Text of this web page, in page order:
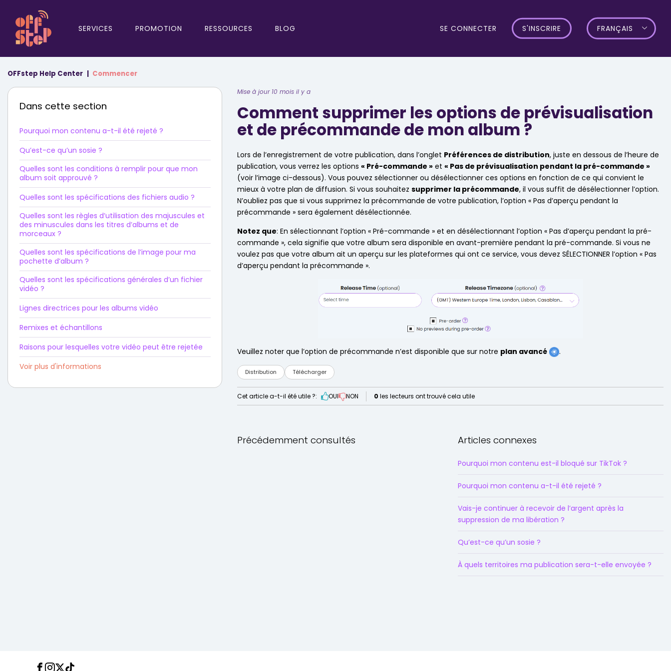
SERVICES PROMOTION RESSOURCES BLOG SE CONNECTER S'INSCRIRE FRANÇAIS
OFFstep Help Center Commencer
Dans cette section
Pourquoi mon contenu a-t-il été rejeté ?
Qu’est-ce qu’un sosie ?
Quelles sont les conditions à remplir pour que mon
album soit approuvé ?
Quelles sont les spécifications des fichiers audio ?
Quelles sont les règles d’utilisation des majuscules et
des minuscules dans les titres d’albums et de
morceaux ?
Quelles sont les spécifications de l’image pour ma
pochette d’album ?
Quelles sont les spécifications générales d’un fichier
vidéo ?
Lignes directrices pour les albums vidéo
Remixes et échantillons
Raisons pour lesquelles votre vidéo peut être rejetée
Voir plus d'informations
Mise à jour 10 mois il y a
Comment supprimer les options de prévisualisation
et de précommande de mon album ?
Lors de l’enregistrement de votre publication, dans l’onglet Préférences de distribution, juste en dessous de l’heure de
publication, vous verrez les options « Pré-commande » et « Pas de prévisualisation pendant la pré-commande »
(voir l’image ci-dessous). Vous pouvez sélectionner ou désélectionner ces options en fonction de ce qui convient le
mieux à votre plan de diffusion. Si vous souhaitez supprimer la précommande, il vous suffit de désélectionner l’option.
N’oubliez pas que si vous supprimez la précommande de votre publication, l’option « Pas d’aperçu pendant la
précommande » sera également désélectionnée.
Notez que: En sélectionnant l’option « Pré-commande » et en désélectionnant l’option « Pas d’aperçu pendant la pré-
commande », cela signifie que votre album sera disponible en avant-première pendant la pré-commande. Si vous ne
voulez pas que votre album ait un aperçu sur les plateformes qui ont ce service, vous devez SÉLECTIONNER l’option « Pas
d’aperçu pendant la précommande ».
Veuillez noter que l’option de précommande n’est disponible que sur notre plan avancé .
Distribution Télécharger
Cet article a-t-il été utile ?: OUI NON 0 les lecteurs ont trouvé cela utile
Précédemment consultés Articles connexes
Pourquoi mon contenu est-il bloqué sur TikTok ?
Pourquoi mon contenu a-t-il été rejeté ?
Vais-je continuer à recevoir de l’argent après la
suppression de ma libération ?
Qu’est-ce qu’un sosie ?
À quels territoires ma publication sera-t-elle envoyée ?